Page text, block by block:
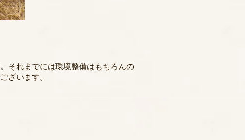
それまでには環境整備はもちろんの
ざいます。